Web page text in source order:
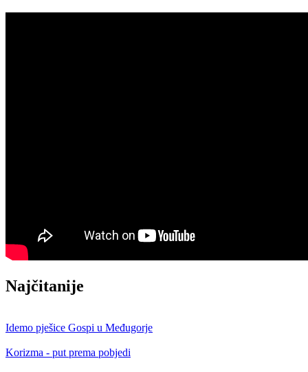
Najčitanije
Idemo pješice Gospi u Međugorje
Korizma - put prema pobjedi